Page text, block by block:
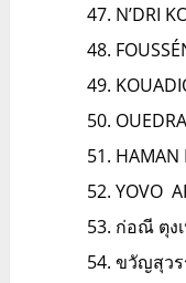
N’DRI
HAMAN
YOVO
ก่อณี ตุง
ขวัญสุว